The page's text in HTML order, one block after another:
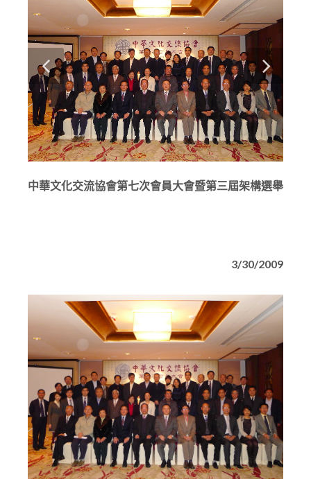
中華文化交流協會第七次會員大會暨第三屆架構選舉
3/30/2009